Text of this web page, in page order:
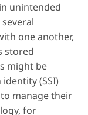
unintended
one another,
stored
might be
(SSI)
manage their
for